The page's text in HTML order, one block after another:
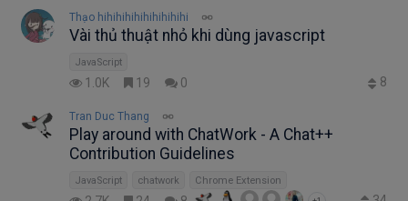
Thạo hihihihihihihihihihi
Vài thủ thuật nhỏ khi dùng javascript
JavaScript
1.0K 19 0 8
Tran Duc Thang
Play around with ChatWork - A Chat++
Contribution Guidelines
JavaScript chatwork Chrome Extension